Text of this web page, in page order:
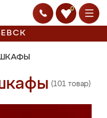
0
(101 товар)